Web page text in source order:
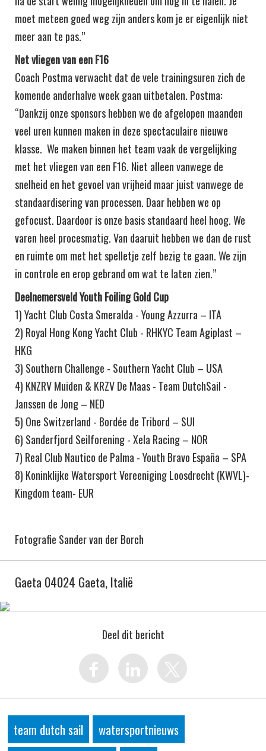
moet meteen goed weg zijn anders kom je er eigenlijk niet
meer aan te pas.”
Net vliegen van een F16
Coach Postma verwacht dat de vele trainingsuren zich de
komende anderhalve week gaan uitbetalen. Postma:
“Dankzij onze sponsors hebben we de afgelopen maanden
veel uren kunnen maken in deze spectaculaire nieuwe
klasse. We maken binnen het team vaak de vergelijking
met het vliegen van een F16. Niet alleen vanwege de
snelheid en het gevoel van vrijheid maar juist vanwege de
standaardisering van processen. Daar hebben we op
gefocust. Daardoor is onze basis standaard heel hoog. We
varen heel procesmatig. Van daaruit hebben we dan de rust
en ruimte om met het spelletje zelf bezig te gaan. We zijn
in controle en erop gebrand om wat te laten zien.”
Deelnemersveld Youth Foiling Gold Cup
1) Yacht Club Costa Smeralda - Young Azzurra – ITA
2) Royal Hong Kong Yacht Club - RHKYC Team Agiplast –
HKG
3) Southern Challenge - Southern Yacht Club – USA
4) KNZRV Muiden & KRZV De Maas - Team DutchSail -
Janssen de Jong – NED
5) One Switzerland - Bordée de Tribord – SUI
6) Sanderfjord Seilforening - Xela Racing – NOR
7) Real Club Nautico de Palma - Youth Bravo España – SPA
8) Koninklijke Watersport Vereeniging Loosdrecht (KWVL)-
Kingdom team- EUR
Fotografie Sander van der Borch
Gaeta 04024 Gaeta, Italië
Deel dit bericht
team dutch sail
watersportnieuws